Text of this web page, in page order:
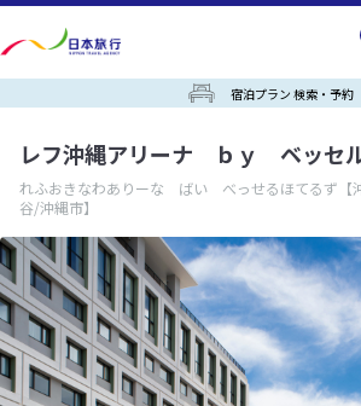
宿泊プラン 検索・予約
レフ沖縄アリーナ ｂｙ ベッセ
れふおきなわありーな ばい べっせるほてるず
谷/沖縄市】